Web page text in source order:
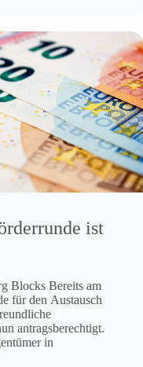
ist
Blocks Bereits am
für den Austausch
antragsberechtigt.
in